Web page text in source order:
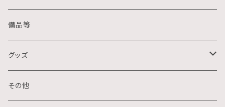
クレパス画
水墨画
スプレー画
リトグラフ
デジタル
ステンシル
金属
石
木
備品等
グッズ
ポストカード
その他